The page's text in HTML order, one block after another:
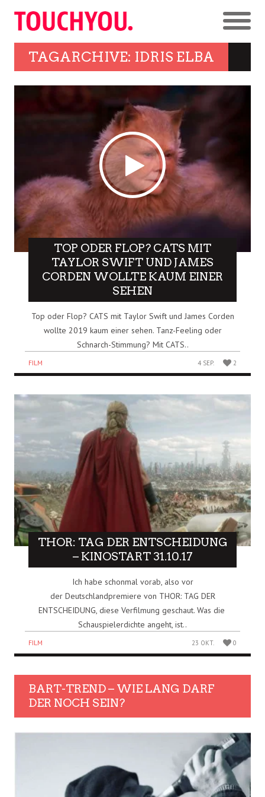
TAGARCHIVE: IDRIS ELBA
TOP ODER FLOP? CATS MIT
TAYLOR SWIFT UND JAMES
CORDEN WOLLTE KAUM EINER
SEHEN
Top oder Flop? CATS mit Taylor Swift und James Corden
wollte 2019 kaum einer sehen. Tanz-Feeling oder
Schnarch-Stimmung? Mit CATS..
FILM 4 SEP. 2
THOR: TAG DER ENTSCHEIDUNG
– KINOSTART 31.10.17
Ich habe schonmal vorab, also vor
der Deutschlandpremiere von THOR: TAG DER
ENTSCHEIDUNG, diese Verfilmung geschaut. Was die
Schauspielerdichte angeht, ist..
FILM 23 OKT. 0
BART-TREND – WIE LANG DARF
DER NOCH SEIN?